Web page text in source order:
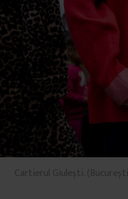
Cartierul Giulești.